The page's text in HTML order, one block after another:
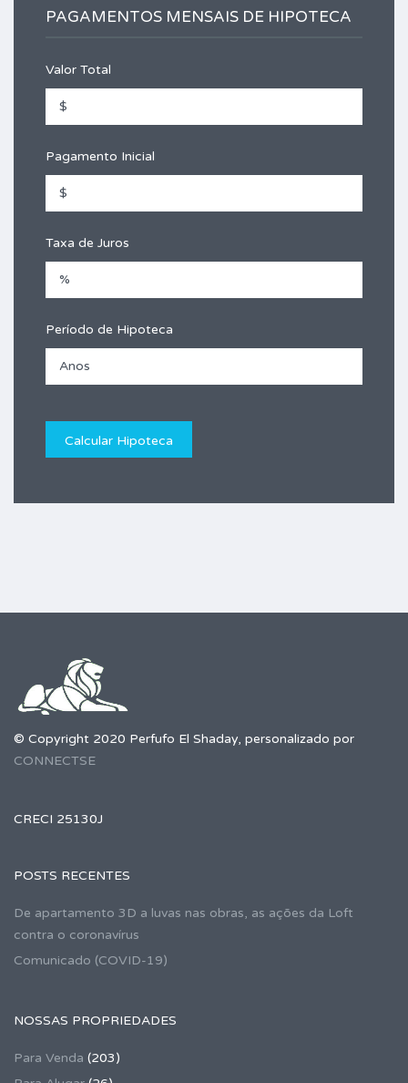
PAGAMENTOS MENSAIS DE HIPOTECA
Valor Total
Pagamento Inicial
Taxa de Juros
Período de Hipoteca
© Copyright 2020 Perfufo El Shaday, personalizado por
CONNECTSE
CRECI 25130J
POSTS RECENTES
De apartamento 3D a luvas nas obras, as ações da Loft
contra o coronavírus
Comunicado (COVID-19)
NOSSAS PROPRIEDADES
Para Venda (203)